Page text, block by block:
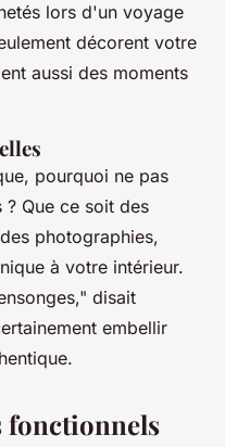
lors d'un voyage
décorent votre
aussi des moments
pourquoi ne pas
Que ce soit des
photographies,
à votre intérieur.
disait
embellir
fonctionnels